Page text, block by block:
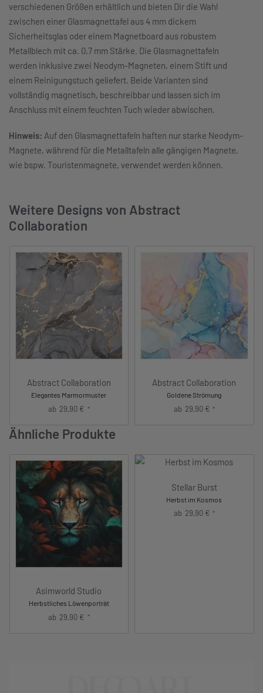
verschiedenen Größen erhältlich und bieten Dir die Wahl
zwischen einer Glasmagnettafel aus 4 mm dickem
Sicherheitsglas oder einem Magnetboard aus robustem
Metallblech mit ca. 0,7 mm Stärke. Die Glasmagnettafeln
werden inklusive zwei Neodym-Magneten, einem Stift und
einem Reinigungstuch geliefert. Beide Varianten sind
vollständig magnetisch, beschreibbar und lassen sich im
Anschluss mit einem feuchten Tuch wieder abwischen.
Hinweis: Auf den Glasmagnettafeln haften nur starke Neodym-
Magnete, während für die Metalltafeln alle gängigen Magnete,
wie bspw. Touristenmagnete, verwendet werden können.
Weitere Designs von Abstract
Collaboration
Abstract Collaboration
Elegantes Marmormuster
ab 29,90 € *
Abstract Collaboration
Goldene Strömung
ab 29,90 € *
Ähnliche Produkte
Asimworld Studio
Herbstliches Löwenporträt
ab 29,90 € *
Stellar Burst
Herbst im Kosmos
ab 29,90 € *